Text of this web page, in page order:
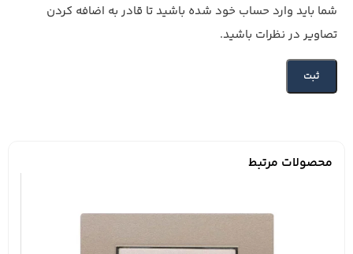
شما باید وارد حساب خود شده باشید تا قادر به اضافه کردن
تصاویر در نظرات باشید.
محصولات مرتبط